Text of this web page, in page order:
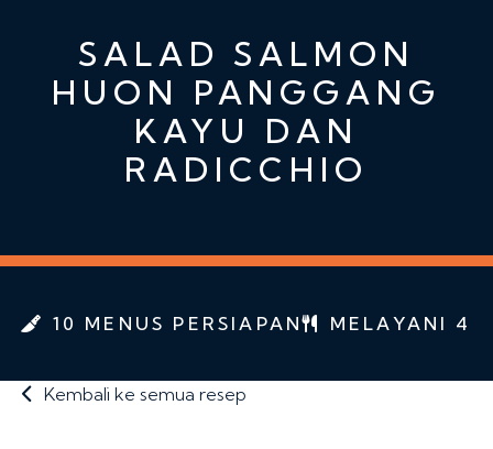
SALAD SALMON
HUON PANGGANG
KAYU DAN
RADICCHIO
10 MENUS PERSIAPAN MELAYANI 4
Kembali ke semua resep